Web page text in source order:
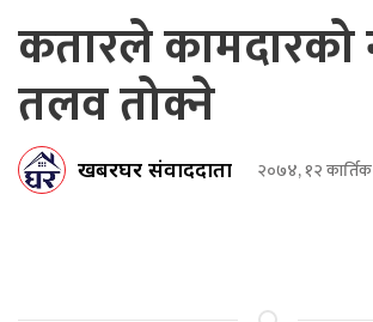
कतारले
तलव तोक्ने
खबरघर संवाददाता २०७४, १२